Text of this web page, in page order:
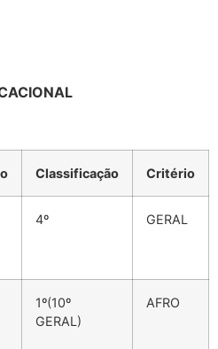
Classificação Critério
4º GERAL
1º(10º
GERAL)
AFRO